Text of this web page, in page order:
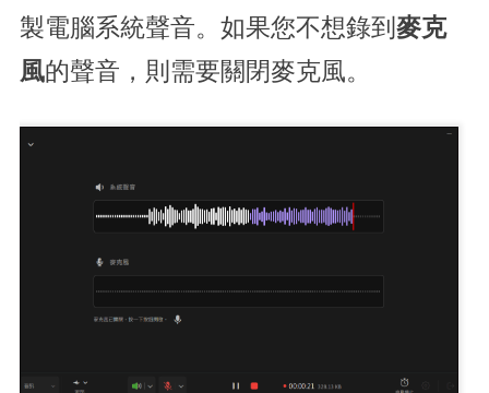
製電腦系統聲音。如果您不想錄到 麥克
風的聲音，則需要關閉麥克風。